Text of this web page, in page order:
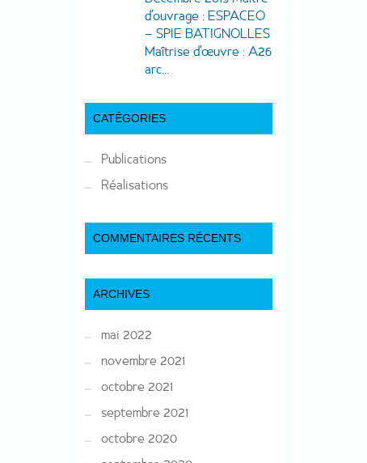
d’ouvrage : ESPACEO
– SPIE BATIGNOLLES
Maîtrise d’œuvre : A26
arc...
CATÉGORIES
Publications
Réalisations
COMMENTAIRES RÉCENTS
ARCHIVES
mai 2022
novembre 2021
octobre 2021
septembre 2021
octobre 2020